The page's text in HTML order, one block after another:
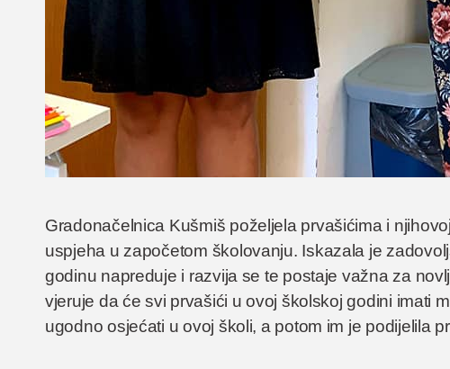
Gradonačelnica Kušmiš poželjela prvašićima i
uspjeha u započetom školovanju. Iskazala je
godinu napreduje i razvija se te postaje važna za
vjeruje da će svi prvašići u ovoj školskoj godini imati
ugodno osjećati u ovoj školi, a potom im je podijelila